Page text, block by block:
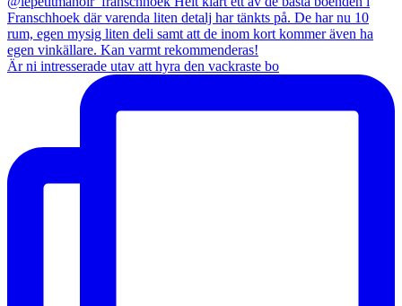
Är ni intresserade utav att hyra den vackraste bo